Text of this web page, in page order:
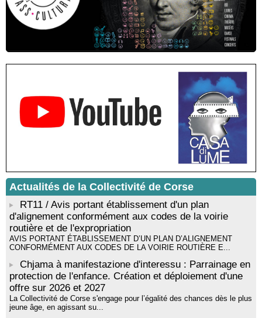
municipal - Zonza
Conférence : "Pratiques magico-religieuses et rituels de
protection de la Corse agro-pastorale" animée par Jean-Jacques
Andreani - Bucugnà / Zonza
Résidence de peinture et exposition de l’artiste Aponi : "Cœur
ouvert en citadelle" en partenariat avec la commune de Santa
Lucia di Tallà - Mediateca territuriale di Santa Lucia di Tallà
! EVENEMENT REPORTE ! Rencontre / dédicace avec
Gilles Antonioli autour de son ouvrage “Testa Mora - Les
Rivages du destin” - Afà / Prupià / Santa Lucia di Tallà
Residenza di scrittura di Angela Nicolai, Trà Corsica è
Sardegna - Mediateca di castagniccia Mare è monti - I Fulelli
Résidence d’écriture et de recherche de l’écrivaine Cécilia
Castelli - Institut Mémoires de l'Edition Contemporaine - Caen /
Médiathèque de Castagniccia Mare et Monti - I Fulelli
Rencontre / dédicace avec Lucrèce Luciani autour de son
livre « La ballade du pendu du Niolu» - Mediateca territuriale di
Santa Lucia di Tallà
Actualités de la Collectivité de Corse
RT11 / Avis portant établissement d'un plan
d'alignement conformément aux codes de la voirie
routière et de l'expropriation
AVIS PORTANT ÉTABLISSEMENT D’UN PLAN D’ALIGNEMENT
CONFORMÉMENT AUX CODES DE LA VOIRIE ROUTIÈRE E...
Chjama à manifestazione d'interessu : Parrainage en
protection de l'enfance. Création et déploiement d'une
offre sur 2026 et 2027
La Collectivité de Corse s'engage pour l’égalité des chances dès le plus
jeune âge, en agissant su...